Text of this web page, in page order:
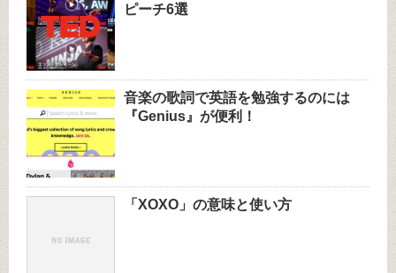
ピーチ6選
音楽の歌詞で英語を勉強するのには
『Genius』が便利！
「XOXO」の意味と使い方